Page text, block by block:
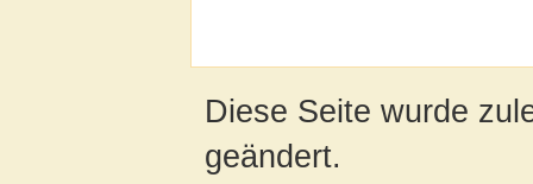
Diese Seite wurde
geändert.